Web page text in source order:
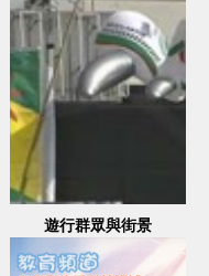
遊行群眾與街景